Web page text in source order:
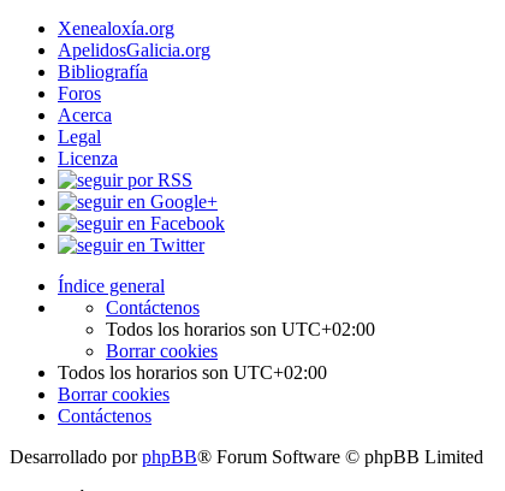
Xenealoxía.org
ApelidosGalicia.org
Bibliografía
Foros
Acerca
Legal
Licenza
Índice general
Contáctenos
Todos los horarios son UTC+02:00
Borrar cookies
Todos los horarios son UTC+02:00
Borrar cookies
Contáctenos
Desarrollado porphpBB® Forum Software © phpBB Limited